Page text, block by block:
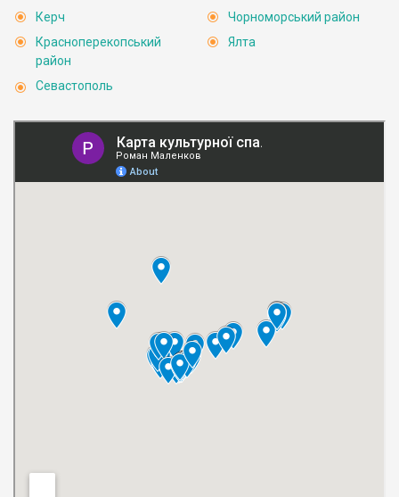
Керч
Красноперекопський
район
Севастополь
Чорноморський район
Ялта